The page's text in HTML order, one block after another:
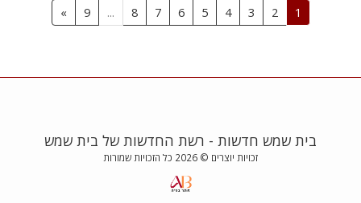
1
2
3
4
5
6
7
8
...
9
»
בית שמש חדשות - רשת החדשות של בית שמש
זכויות יוצרים © 2026 כל הזכויות שמורות